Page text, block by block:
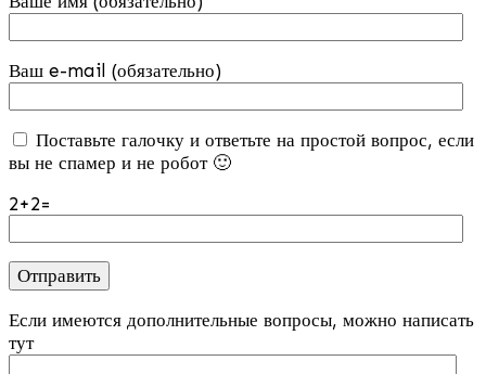
Ваш e-mail (обязательно)
Поставьте галочку и ответьте на простой вопрос, если
вы не спамер и не робот 🙂
2+2=
Если имеются дополнительные вопросы, можно написать
тут